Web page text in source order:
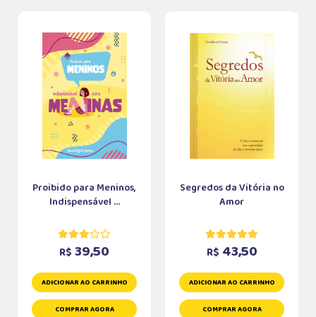
Proibido para Meninos,
Indispensável ...
R$ 39,50
ADICIONAR AO CARRINHO
COMPRAR AGORA
Segredos da Vitória no
Amor
R$ 43,50
ADICIONAR AO CARRINHO
COMPRAR AGORA